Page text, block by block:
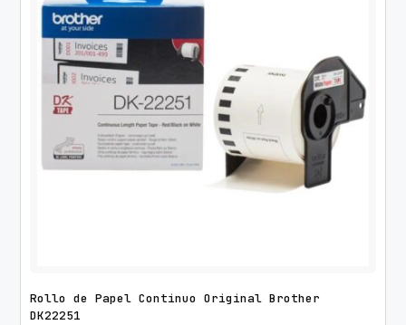
Rollo de Papel Continuo Original Brother
DK22251